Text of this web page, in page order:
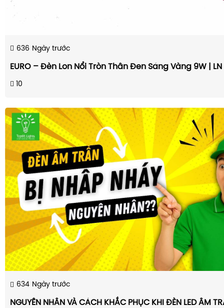
636 Ngày trước
EURO – Đèn Lon Nổi Tròn Thân Đen Sáng Vàng 9W |
10
634 Ngày trước
NGUYÊN NHÂN VÀ CÁCH KHẮC PHỤC KHI ĐÈN LED ÂM